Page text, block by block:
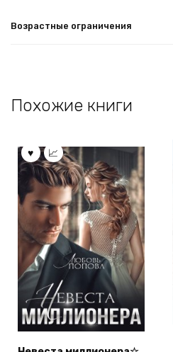
Возрастные ограничения
Похожие книги